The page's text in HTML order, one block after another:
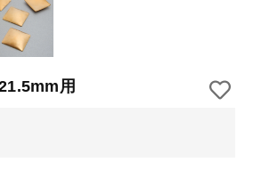
用
】 アミ
ール皿
パーツ
具】 皿・ミール皿
【表金具】 浅皿
金具】 押皿・挽物